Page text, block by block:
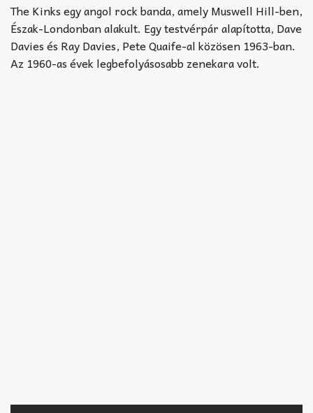
TABok
Improvizáció
The Kinks egy angol rock banda, amely Muswell Hill-ben,
Észak-Londonban alakult. Egy testvérpár alapította, Dave
Davies és Ray Davies, Pete Quaife-al közösen 1963-ban.
Az 1960-as évek legbefolyásosabb zenekara volt.